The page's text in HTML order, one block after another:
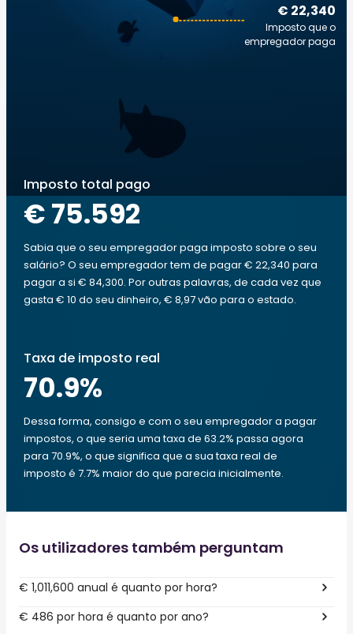
€ 22,340
Imposto que o
empregador paga
Imposto total pago
€ 75.592
Sabia que o seu empregador paga imposto sobre o seu
salário? O seu empregador tem de pagar € 22,340 para
pagar a si € 84,300. Por outras palavras, de cada vez que
gasta € 10 do seu dinheiro, € 8,97 vão para o estado.
Taxa de imposto real
70.9%
Dessa forma, consigo e com o seu empregador a pagar
impostos, o que seria uma taxa de 63.2% passa agora
para 70.9%, o que significa que a sua taxa real de
imposto é 7.7% maior do que parecia inicialmente.
Os utilizadores também perguntam
€ 1,011,600 anual é quanto por hora?
€ 486 por hora é quanto por ano?